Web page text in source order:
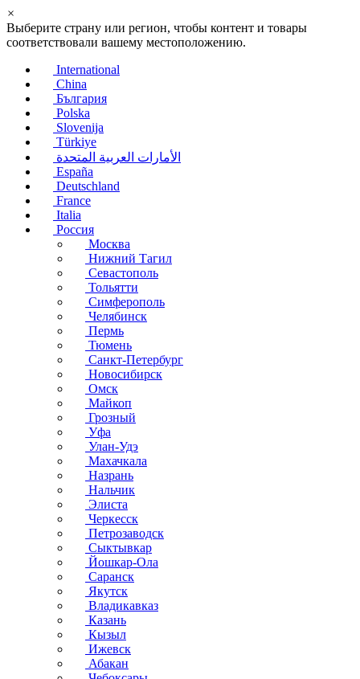
×
Выберите страну или регион, чтобы контент и товары
соответствовали вашему местоположению.
International
China
България
Polska
Slovenija
Türkiye
الأمارات العربية المتحدة
España
Deutschland
France
Italia
Россия
Москва
Нижний Тагил
Севастополь
Тольятти
Симферополь
Челябинск
Пермь
Тюмень
Санкт-Петербург
Новосибирск
Омск
Майкоп
Грозный
Уфа
Улан-Удэ
Махачкала
Назрань
Нальчик
Элиста
Черкесск
Петрозаводск
Сыктывкар
Йошкар-Ола
Саранск
Якутск
Владикавказ
Казань
Кызыл
Ижевск
Абакан